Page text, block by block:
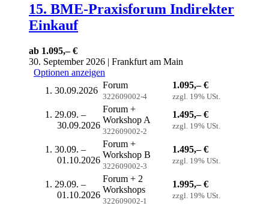
15. BME-Praxisforum Indirekter
Einkauf
ab 1.095,– €
30. September 2026 | Frankfurt am Main
Optionen anzeigen
30.09.2026
Forum
322609002-4
1.095,– €
zzgl. 19% USt.
29.09. –
30.09.2026
Forum +
Workshop A
322609002-2
1.495,– €
zzgl. 19% USt.
30.09. –
01.10.2026
Forum +
Workshop B
322609002-3
1.495,– €
zzgl. 19% USt.
29.09. –
01.10.2026
Forum + 2
Workshops
322609002-1
1.995,– €
zzgl. 19% USt.